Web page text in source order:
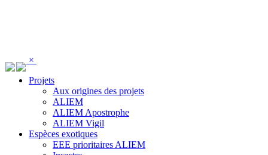
×
Projets
Aux origines des projets
ALIEM
ALIEM Apostrophe
ALIEM Vigil
Espèces exotiques
EEE prioritaires ALIEM